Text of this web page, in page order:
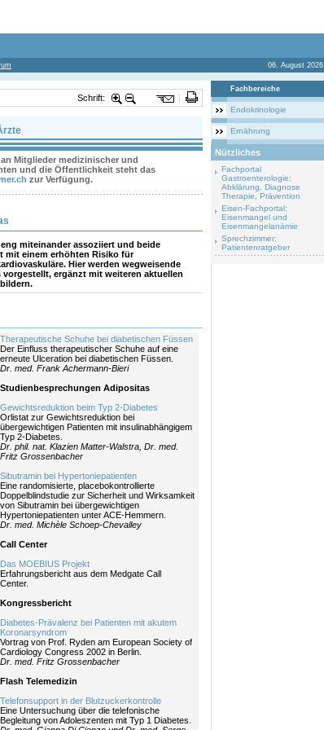
06. August 2026
Schrift:
Mitglieder medizinischer und
und die Öffentlichkeit steht das
zur Verfügung.
miteinander assoziiert und beide
mit einem erhöhten Risiko für
Hier werden wegweisende
ergänzt mit weiteren aktuellen
Therapeutische Schuhe bei diabetischen Füssen
Der Einfluss therapeutischer Schuhe auf eine
erneute Ulceration bei diabetischen Füssen.
Dr. med. Frank Achermann-Bieri
Studienbesprechungen Adipositas
Gewichtsreduktion beim Typ 2-Diabetes
Orlistat zur Gewichtsreduktion bei
übergewichtigen Patienten mit insulinabhängigem
Typ 2-Diabetes.
Dr. phil. nat. Klazien Matter-Walstra, Dr. med.
Fritz Grossenbacher
Sibutramin bei Hypertoniepatienten
Eine randomisierte, placebokontrollierte
Doppelblindstudie zur Sicherheit und Wirksamkeit
von Sibutramin bei übergewichtigen
Hypertoniepatienten unter ACE-Hemmern.
Dr. med. Michèle Schoep-Chevalley
Call Center
Das MOEBIUS Projekt
Erfahrungsbericht aus dem Medgate Call
Center.
Kongressbericht
Diabetes-Prävalenz bei Patienten mit akutem
Koronarsyndrom
Vortrag von Prof. Ryden am European Society of
Cardiology Congress 2002 in Berlin.
Dr. med. Fritz Grossenbacher
Flash Telemedizin
Telefonsupport in der Blutzuckerkontrolle
Eine Untersuchung über die telefonische
Begleitung von Adoleszenten mit Typ 1 Diabetes.
Fachbereiche
Endokrinologie
Ernährung
Nützliches
Fachportal
Gastroenterologie:
Abklärung, Diagnose
Therapie, Prävention
Eisen-Fachportal:
Eisenmangel und
Eisenmangelanämie
Sprechzimmer:
Patientenratgeber